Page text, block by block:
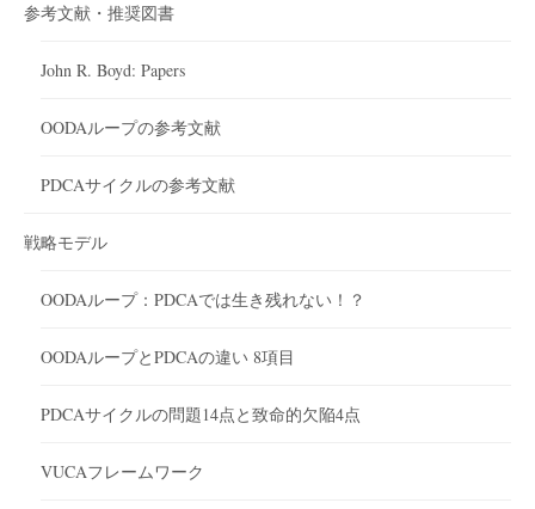
参考文献・推奨図書
John R. Boyd: Papers
OODAループの参考文献
PDCAサイクルの参考文献
戦略モデル
OODAループ：PDCAでは生き残れない！？
OODAループとPDCAの違い 8項目
PDCAサイクルの問題14点と致命的欠陥4点
VUCAフレームワーク